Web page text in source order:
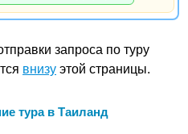
запроса по туру
внизу этой страницы.
тура в Таиланд